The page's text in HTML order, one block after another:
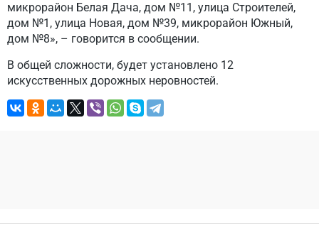
микрорайон Белая Дача, дом №11, улица Строителей,
дом №1, улица Новая, дом №39, микрорайон Южный,
дом №8», – говорится в сообщении.
В общей сложности, будет установлено 12
искусственных дорожных неровностей.